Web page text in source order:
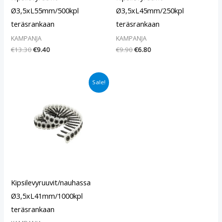
Ø3,5xL55mm/500kpl
teräsrankaan
KAMPANJA
€13.30€9.40
Ø3,5xL45mm/250kpl
teräsrankaan
KAMPANJA
€9.90€6.80
Sale!
Kipsilevyruuvit/nauhassa
Ø3,5xL41mm/1000kpl
teräsrankaan
€27.40.€22.90.